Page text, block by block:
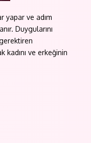
yapar ve adım
Duygularını
ve erkeğinin